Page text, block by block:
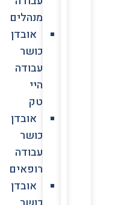
מנהלים
אובדן
כושר
עבודה
היי
טק
אובדן
כושר
עבודה
רופאים
אובדן
כושר